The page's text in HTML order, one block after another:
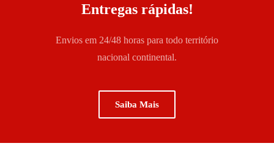
Entregas rápidas!
Envios em 24/48 horas para todo território
nacional continental.
Saiba Mais